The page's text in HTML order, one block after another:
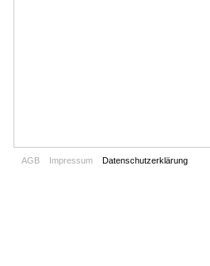
AGB Impressum Datenschutzerklärung